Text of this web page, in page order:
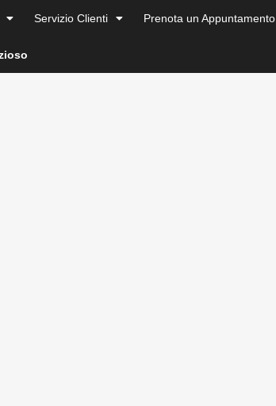
Servizio Clienti Prenota un Appuntamento